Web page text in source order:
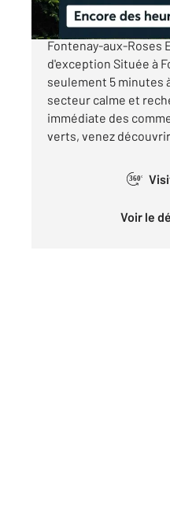
Maison meulière 8
Fontenay-aux-Roses
d'exception Située à
seulement 5 minutes
secteur calme et
immédiate des
verts, venez
360°
Voir le